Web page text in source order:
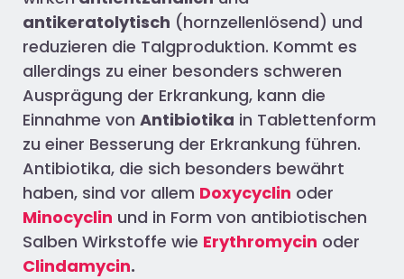
antikeratolytisch (hornzellenlösend) und
reduzieren die Talgproduktion. Kommt es
allerdings zu einer besonders schweren
Ausprägung der Erkrankung, kann die
Einnahme von Antibiotika in Tablettenform
zu einer Besserung der Erkrankung führen.
Antibiotika, die sich besonders bewährt
haben, sind vor allem Doxycyclin oder
Minocyclin und in Form von antibiotischen
Salben Wirkstoffe wie Erythromycin oder
Clindamycin.